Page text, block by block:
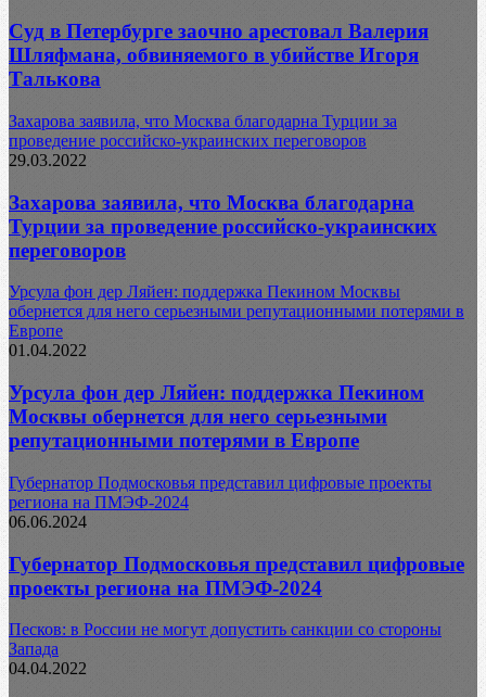
Суд в Петербурге заочно арестовал Валерия
Шляфмана, обвиняемого в убийстве Игоря
Талькова
Захарова заявила, что Москва благодарна Турции за
проведение российско-украинских переговоров
29.03.2022
Захарова заявила, что Москва благодарна
Турции за проведение российско-украинских
переговоров
Урсула фон дер Ляйен: поддержка Пекином Москвы
обернется для него серьезными репутационными потерями в
Европе
01.04.2022
Урсула фон дер Ляйен: поддержка Пекином
Москвы обернется для него серьезными
репутационными потерями в Европе
Губернатор Подмосковья представил цифровые проекты
региона на ПМЭФ-2024
06.06.2024
Губернатор Подмосковья представил цифровые
проекты региона на ПМЭФ-2024
Песков: в России не могут допустить санкции со стороны
Запада
04.04.2022